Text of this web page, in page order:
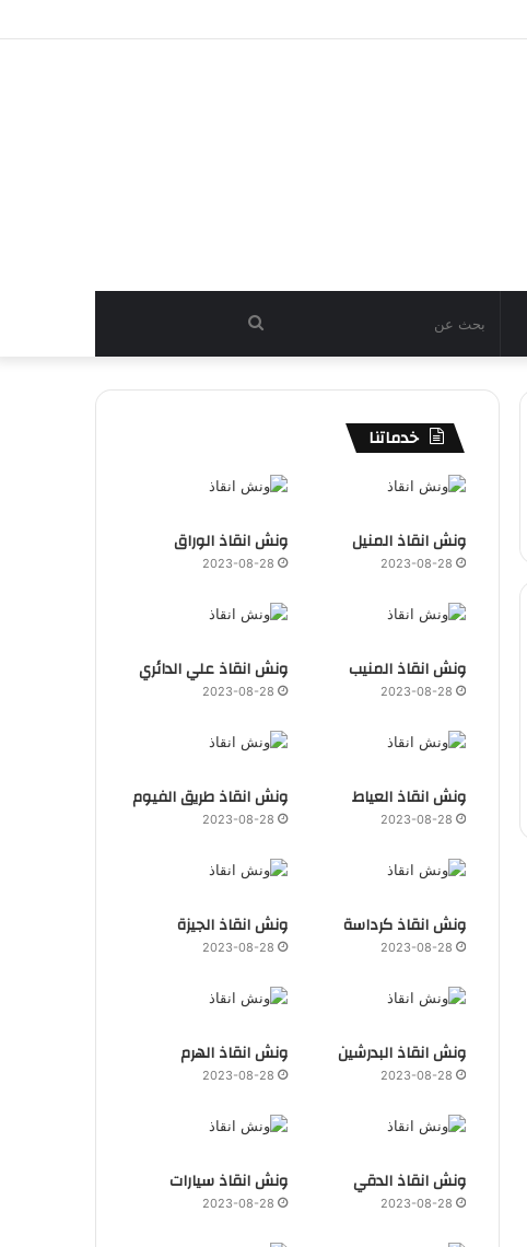
عن
خدماتنا
ونش انقاذ المنيل
2023-08-28
ونش انقاذ الوراق
2023-08-28
ونش انقاذ المنيب
2023-08-28
ونش انقاذ علي الدائري
2023-08-28
ونش انقاذ العياط
2023-08-28
ونش انقاذ طريق الفيوم
2023-08-28
ونش انقاذ كرداسة
2023-08-28
ونش انقاذ الجيزة
2023-08-28
ونش انقاذ البدرشين
2023-08-28
ونش انقاذ الهرم
2023-08-28
ونش انقاذ الدقي
2023-08-28
ونش انقاذ سيارات
2023-08-28